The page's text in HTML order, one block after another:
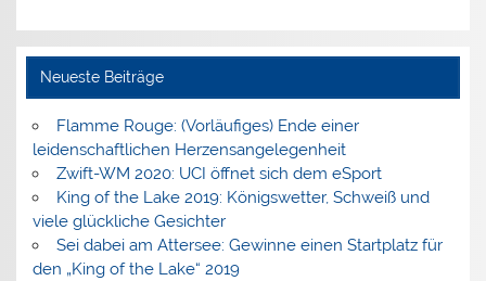
Neueste Beiträge
Flamme Rouge: (Vorläufiges) Ende einer
leidenschaftlichen Herzensangelegenheit
Zwift-WM 2020: UCI öffnet sich dem eSport
King of the Lake 2019: Königswetter, Schweiß und
viele glückliche Gesichter
Sei dabei am Attersee: Gewinne einen Startplatz für
den „King of the Lake“ 2019